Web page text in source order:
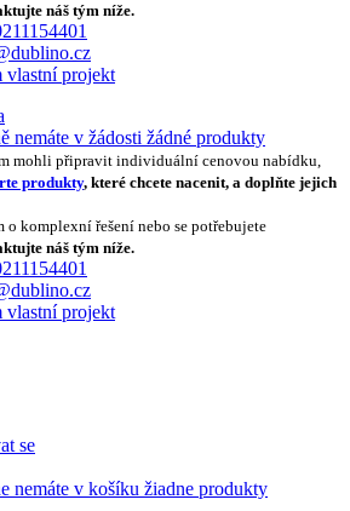
náš tým níže.
vlastní projekt
nemáte v žádosti žádné produkty
mohli připravit individuální cenovou nabídku,
produkty, které chcete nacenit, a doplňte jejich
o komplexní řešení nebo se potřebujete
náš tým níže.
vlastní projekt
se
nemáte v košíku žiadne produkty